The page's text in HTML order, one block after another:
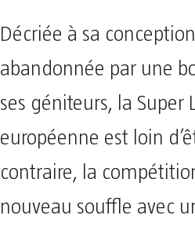
Décriée à sa
abandonnée par une
ses géniteurs, la Super
européenne est loin
contraire, la
nouveau souffle avec